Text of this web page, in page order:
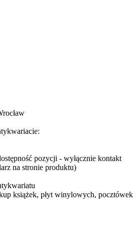
pozycji - wyłącznie kontakt
na stronie produktu)
książek, płyt winylowych, pocztówek